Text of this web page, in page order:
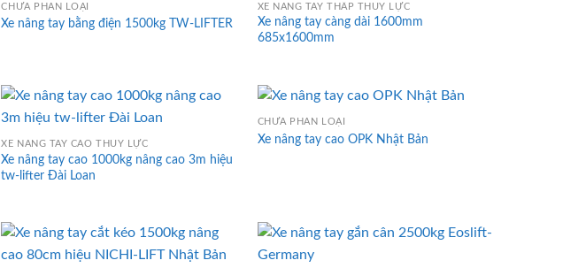
CHƯA PHÂN LOẠI
Xe nâng tay bằng điện 1500kg TW-LIFTER
XE NÂNG TAY THẤP THỦY LỰC
Xe nâng tay càng dài 1600mm
685x1600mm
XE NÂNG TAY CAO THỦY LỰC
Xe nâng tay cao 1000kg nâng cao 3m hiệu
tw-lifter Đài Loan
CHƯA PHÂN LOẠI
Xe nâng tay cao OPK Nhật Bản